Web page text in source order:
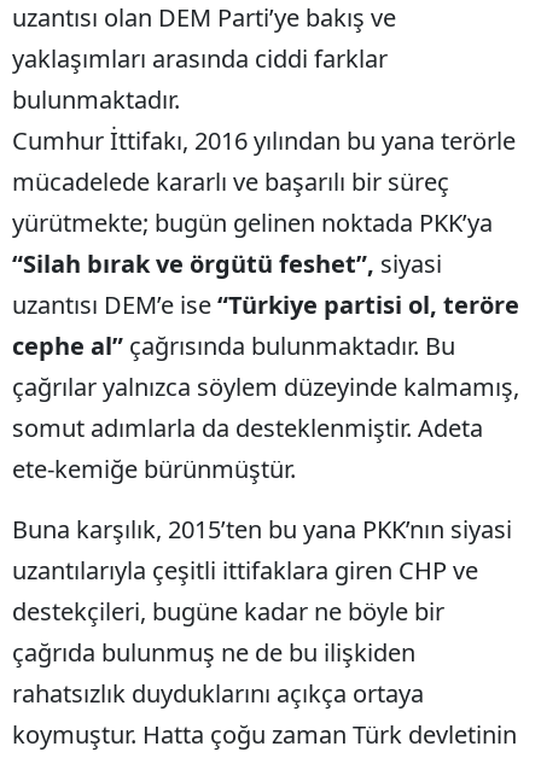
uzantısı olan DEM Parti’ye bakış ve
yaklaşımları arasında ciddi farklar
bulunmaktadır.
Cumhur İttifakı, 2016 yılından bu yana terörle
mücadelede kararlı ve başarılı bir süreç
yürütmekte; bugün gelinen noktada PKK’ya
“Silah bırak ve örgütü feshet”, siyasi
uzantısı DEM’e ise“Türkiye partisi ol, teröre
cephe al” çağrısında bulunmaktadır. Bu
çağrılar yalnızca söylem düzeyinde kalmamış,
somut adımlarla da desteklenmiştir. Adeta
ete-kemiğe bürünmüştür.
Buna karşılık, 2015’ten bu yana PKK’nın siyasi
uzantılarıyla çeşitli ittifaklara giren CHP ve
destekçileri, bugüne kadar ne böyle bir
çağrıda bulunmuş ne de bu ilişkiden
rahatsızlık duyduklarını açıkça ortaya
koymuştur. Hatta çoğu zaman Türk devletinin